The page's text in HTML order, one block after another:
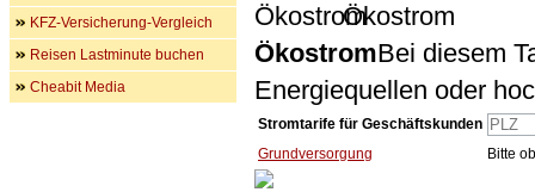
Ökostrom
ÖkostromBei diesem
Energiequellen oder
Stromtarife für Geschäftskunden
Grundversorgung
Bitte
KFZ-Versicherung-Vergleich
Reisen Lastminute buchen
Cheabit Media